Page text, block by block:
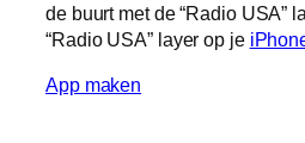
de buurt met de “Radio USA”
“Radio USA” layer op je
App maken